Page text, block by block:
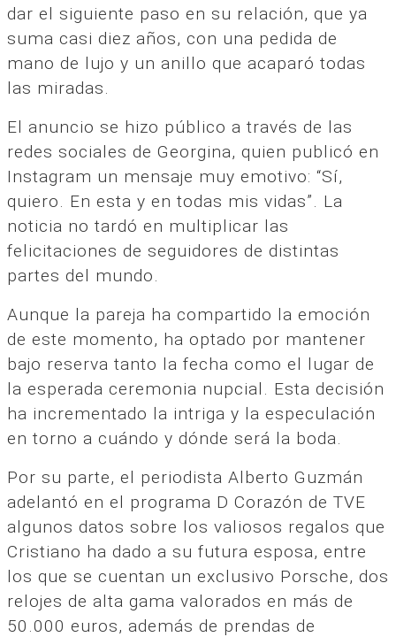
dar el siguiente paso en su relación, que ya
suma casi diez años, con una pedida de
mano de lujo y un anillo que acaparó todas
las miradas.
El anuncio se hizo público a través de las
redes sociales de Georgina, quien publicó en
Instagram un mensaje muy emotivo: “Sí,
quiero. En esta y en todas mis vidas”. La
noticia no tardó en multiplicar las
felicitaciones de seguidores de distintas
partes del mundo.
Aunque la pareja ha compartido la emoción
de este momento, ha optado por mantener
bajo reserva tanto la fecha como el lugar de
la esperada ceremonia nupcial. Esta decisión
ha incrementado la intriga y la especulación
en torno a cuándo y dónde será la boda.
Por su parte, el periodista Alberto Guzmán
adelantó en el programa D Corazón de TVE
algunos datos sobre los valiosos regalos que
Cristiano ha dado a su futura esposa, entre
los que se cuentan un exclusivo Porsche, dos
relojes de alta gama valorados en más de
50.000 euros, además de prendas de